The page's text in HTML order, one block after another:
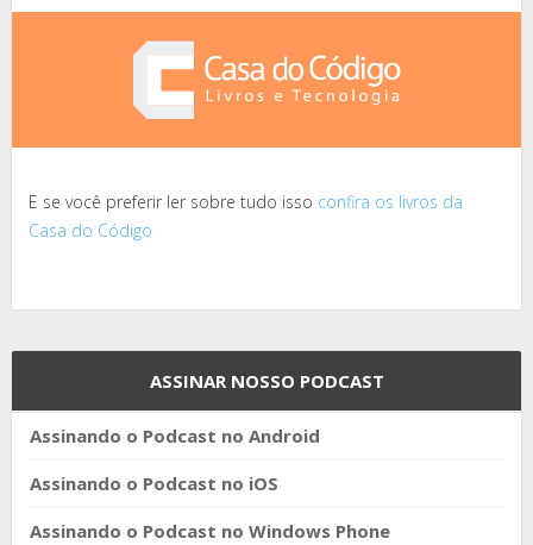
E se você preferir ler sobre tudo isso confira os livros da
Casa do Código
ASSINAR NOSSO PODCAST
Assinando o Podcast no Android
Assinando o Podcast no iOS
Assinando o Podcast no Windows Phone